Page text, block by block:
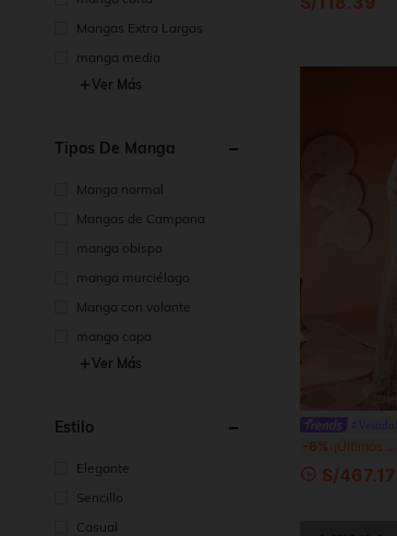
Mangas Extra Largas
manga media
Ver Más
Tipos De Manga
Manga normal
Mangas de Campana
manga obispo
manga murciélago
Manga con volante
manga capa
Ver Más
Estilo
Elegante
Sencillo
Casual
-6% ¡Últimos 3 días
S/467.17